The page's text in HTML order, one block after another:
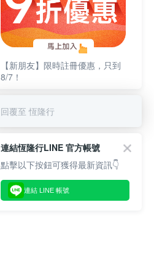
【新朋友】限時註冊優惠，只到
8/7！
回覆至 恆隆行
連結恆隆行LINE 官方帳號
點擊以下按鈕可獲得最新資訊👇
連結 LINE 帳號